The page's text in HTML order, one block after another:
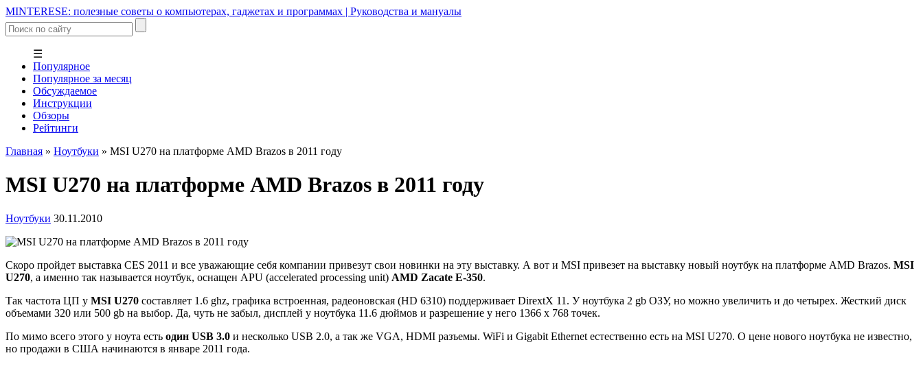
MINTERESE: полезные советы о компьютерах, гаджетах и программах | Руководства и мануалы
☰
Популярное
Популярное за месяц
Обсуждаемое
Инструкции
Обзоры
Рейтинги
Главная » Ноутбуки » MSI U270 на платформе AMD Brazos в 2011 году
MSI U270 на платформе AMD Brazos в 2011 году
Ноутбуки 30.11.2010
Скоро пройдет выставка CES 2011 и все уважающие себя компании привезут свои новинки на эту выставку. А вот и MSI привезет на выставку новый ноутбук на платформе AMD Brazos. MSI
U270, а именно так называется ноутбук, оснащен APU (accelerated processing unit) AMD Zacate E-350.
Так частота ЦП у MSI U270 составляет 1.6 ghz, графика встроенная, радеоновская (HD 6310) поддерживает DirextX 11. У ноутбука 2 gb ОЗУ, но можно увеличить и до четырех. Жесткий диск
объемами 320 или 500 gb на выбор. Да, чуть не забыл, дисплей у ноутбука 11.6 дюймов и разрешение у него 1366 х 768 точек.
По мимо всего этого у ноута есть один USB 3.0 и несколько USB 2.0, а так же VGA, HDMI разъемы. WiFi и Gigabit Ethernet естественно есть на MSI U270. О цене нового ноутбука не известно,
но продажи в США начинаются в январе 2011 года.